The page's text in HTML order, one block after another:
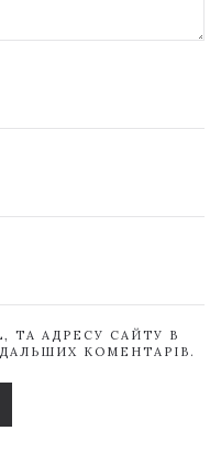
ТА АДРЕСУ САЙТУ В
КОМЕНТАРІВ.